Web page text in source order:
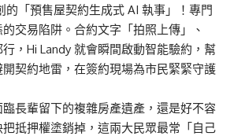
的「預售屋契約生成式 AI 執事」！專門
交易陷阱。合約文字「拍照上傳」、
行，Hi Landy 就會瞬間啟動智能驗約，幫
契約地雷，在簽約現場為市民緊緊守護
長輩留下的複雜房產遺產，還是好不容
抵押權塗銷掉，這兩大民眾最常「自己